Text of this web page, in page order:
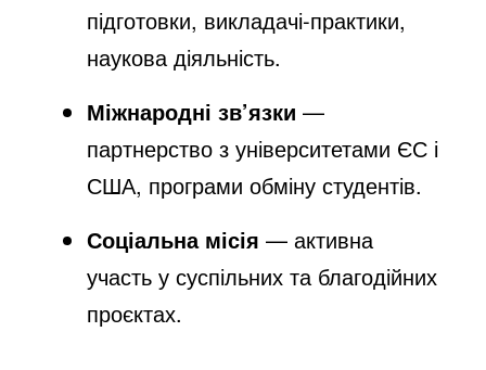
підготовки, викладачі-практики,
наукова діяльність.
Міжнародні зв’язки—
партнерство з університетами ЄС і
США, програми обміну студентів.
Соціальна місія — активна
участь у суспільних та благодійних
проєктах.